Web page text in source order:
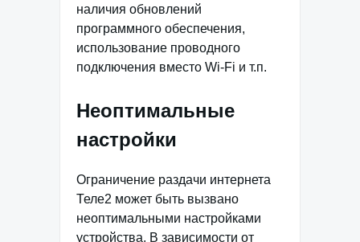
наличия обновлений
программного обеспечения,
использование проводного
подключения вместо Wi-Fi и т.п.
Неоптимальные
настройки
Ограничение раздачи интернета
Теле2 может быть вызвано
неоптимальными настройками
устройства. В зависимости от